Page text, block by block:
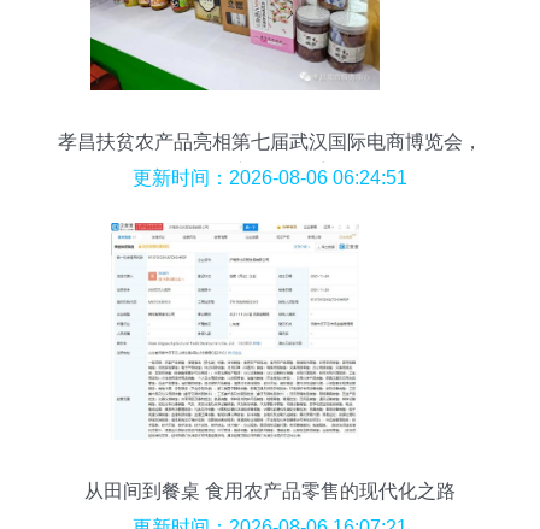
孝昌扶贫农产品亮相第七届武汉国际电商博览会，
食用农产品零售受热捧
更新时间：2026-08-06 06:24:51
从田间到餐桌 食用农产品零售的现代化之路